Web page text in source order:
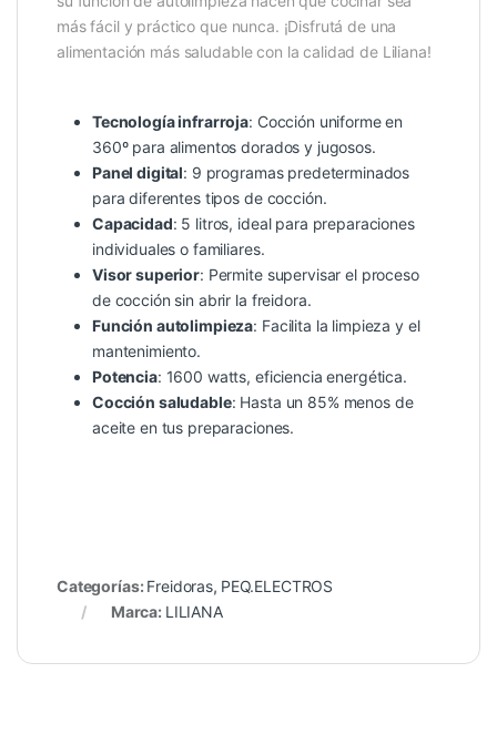
más fácil y práctico que nunca. ¡Disfrutá de una
alimentación más saludable con la calidad de Liliana!
Tecnología infrarroja: Cocción uniforme en
360º para alimentos dorados y jugosos.
Panel digital: 9 programas predeterminados
para diferentes tipos de cocción.
Capacidad: 5 litros, ideal para preparaciones
individuales o familiares.
Visor superior: Permite supervisar el proceso
de cocción sin abrir la freidora.
Función autolimpieza: Facilita la limpieza y el
mantenimiento.
Potencia: 1600 watts, eficiencia energética.
Cocción saludable: Hasta un 85% menos de
aceite en tus preparaciones.
Categorías: Freidoras, PEQ.ELECTROS
Marca: LILIANA